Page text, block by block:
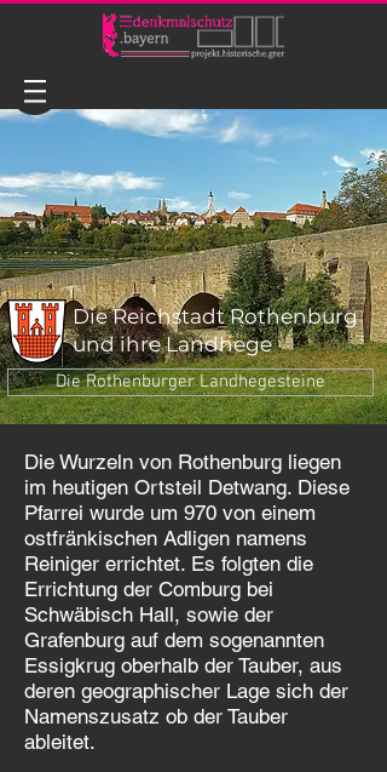
Die Reichstadt Rothenburg
und ihre Landhege
Die Rothenburger Landhegesteine
Die Wurzeln von Rothenburg liegen
im heutigen Ortsteil Detwang. Diese
Pfarrei wurde um 970 von einem
ostfränkischen Adligen namens
Reiniger errichtet. Es folgten die
Errichtung der Comburg bei
Schwäbisch Hall, sowie der
Grafenburg auf dem sogenannten
Essigkrug oberhalb der Tauber, aus
deren geographischer Lage sich der
Namenszusatz ob der Tauber
ableitet.